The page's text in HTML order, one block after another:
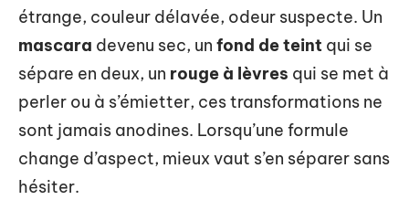
étrange, couleur délavée, odeur suspecte. Un
mascara devenu sec, un fond de teint qui se
sépare en deux, un rouge à lèvres qui se met à
perler ou à s’émietter, ces transformations ne
sont jamais anodines. Lorsqu’une formule
change d’aspect, mieux vaut s’en séparer sans
hésiter.